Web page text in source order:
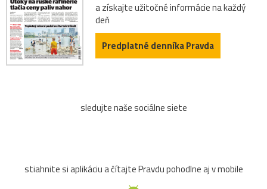
a získajte užitočné informácie na každý
deň
Predplatné denníka Pravda
sledujte naše sociálne siete
stiahnite si aplikáciu a čítajte Pravdu pohodlne aj v mobile